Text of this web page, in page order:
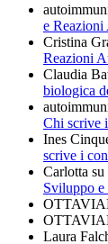
e
Cristina
Reazioni
Claudia
biologica
Chi scrive
Ines
scrive i
Carlotta su
Sviluppo
Laura